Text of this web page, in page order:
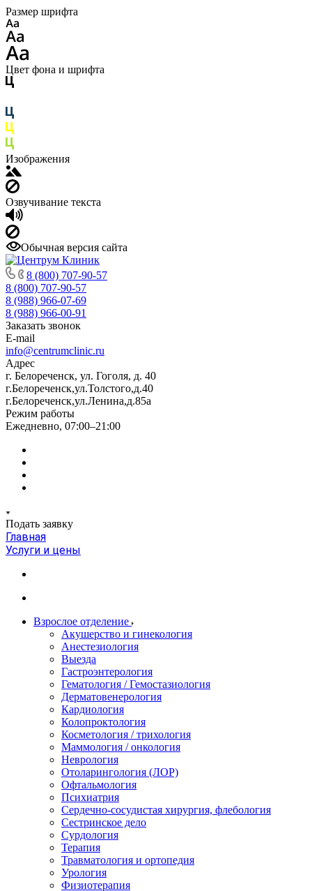
Размер шрифта
Цвет фона и шрифта
Изображения
Озвучивание текста
Обычная версия сайта
8 (800) 707-90-57
8 (800) 707-90-57
8 (988) 966-07-69
8 (988) 966-00-91
Заказать звонок
E-mail
info@centrumclinic.ru
Адрес
г. Белореченск, ул. Гоголя, д. 40
г.Белореченск,ул.Толстого,д.40
г.Белореченск,ул.Ленина,д.85а
Режим работы
Ежедневно, 07:00–21:00
Подать заявку
Главная
Услуги и цены
Взрослое отделение
Акушерство и гинекология
Анестезиология
Выезда
Гастроэнтерология
Гематология / Гемостазиология
Дерматовенерология
Кардиология
Колопроктология
Косметология / трихология
Маммология / онкология
Неврология
Отоларингология (ЛОР)
Офтальмология
Психиатрия
Сердечно-сосудистая хирургия, флебология
Сестринское дело
Сурдология
Терапия
Травматология и ортопедия
Урология
Физиотерапия